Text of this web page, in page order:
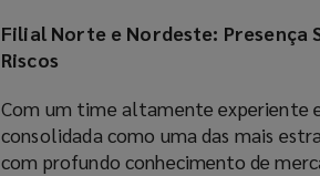
Filial Norte e Nordeste: Presença
Riscos
Com um time altamente experiente
consolidada como uma das mais
com profundo conhecimento de